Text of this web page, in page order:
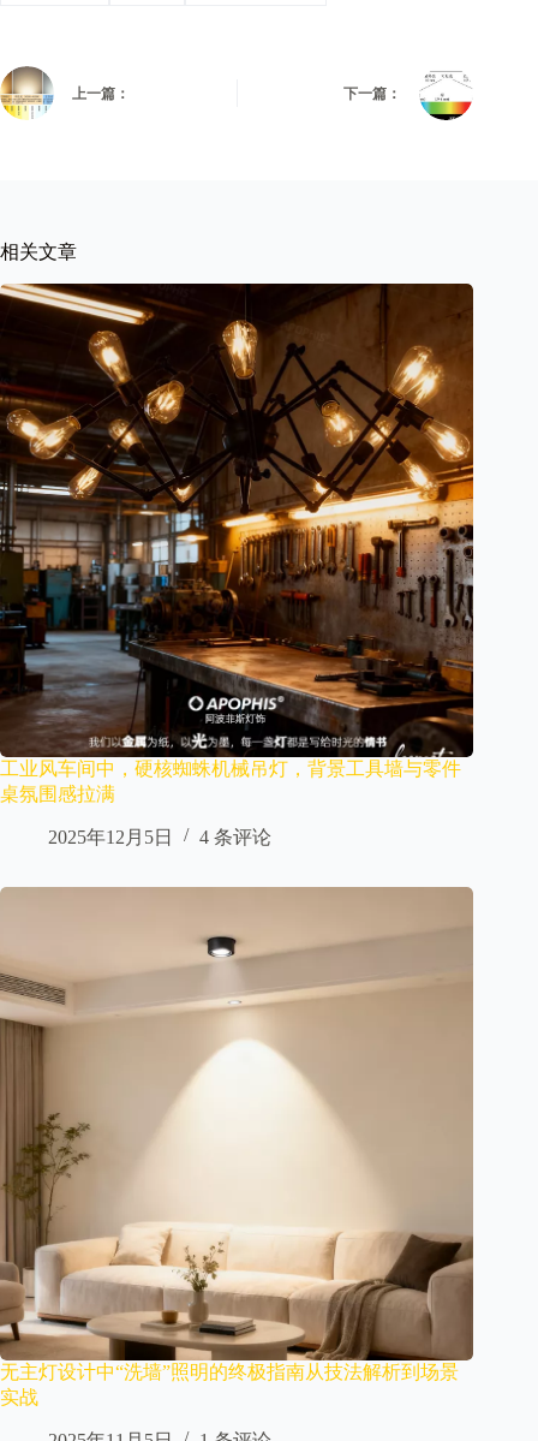
上一篇： 下一篇：
相关文章
工业风车间中，硬核蜘蛛机械吊灯，背景工具墙与零件
桌氛围感拉满
2025年12月5日 4 条评论
无主灯设计中“洗墙”照明的终极指南从技法解析到场景
实战​